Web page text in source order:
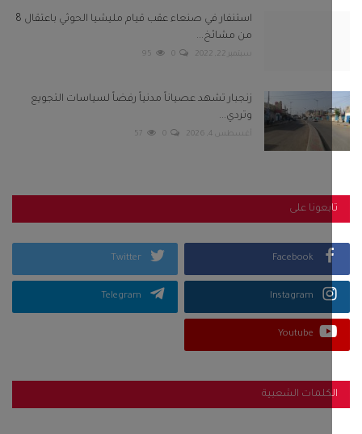
استنفار في صنعاء عقب قيام مليشيا الحوثي باعتقال 8
من مشائخ...
0
95
زنجبار تشهد عصياناً مدنياً رفضاً لسياسات التجويع
وتردي...
أغسطس 4, 2026 0
57
على
Facebook
Twitter
Instagram
Telegram
Youtube
الشعبية